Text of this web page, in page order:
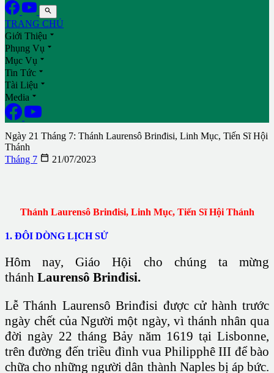

TRANG CHỦ
Giới Thiệu 
Phụng Vụ 
Mục Vụ 
Tin Tức 
Tài Liệu 
Media 
Ngày 21 Tháng 7: Thánh Laurensô Brinđisi, Linh Mục, Tiến Sĩ Hội
Thánh
Tháng 7  21/07/2023
Thánh Laurensô Brinđisi, Linh Mục, Tiến Sĩ Hội Thánh
1. ĐÔI DÒNG LỊCH SỬ
Hôm nay, Giáo Hội cho chúng ta mừng
thánh Laurensô Brinđisi.
Lễ Thánh Laurensô Brinđisi được cử hành trước
ngày chết của Người một ngày, vì thánh nhân qua
đời ngày 22 tháng Bảy năm 1619 tại Lisbonne,
trên đường đến triều đình vua Philipphê III để bào
chữa cho những người dân thành Naples bị áp bức.